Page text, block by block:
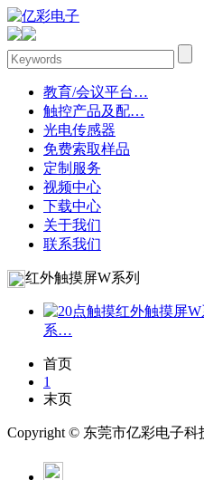
教育/会议平台…
触控产品及配…
光电传感器
免费索取样品
定制服务
视频中心
下载中心
关于我们
联系我们
红外触摸屏W系列
系…
首页
1
末页
Copyright © 东莞市亿彩电子科